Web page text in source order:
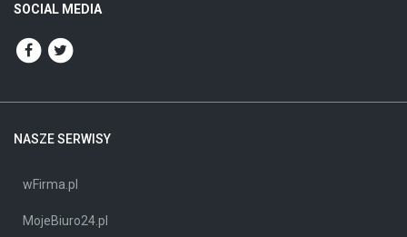
SOCIAL MEDIA
NASZE SERWISY
wFirma.pl
MojeBiuro24.pl